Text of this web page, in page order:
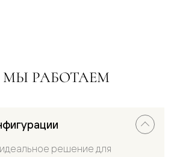
МЫ РАБОТАЕМ
решение для